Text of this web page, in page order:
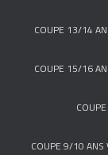
COUPE 13/14
COUPE 15/16
COUPE 9/10 ANS